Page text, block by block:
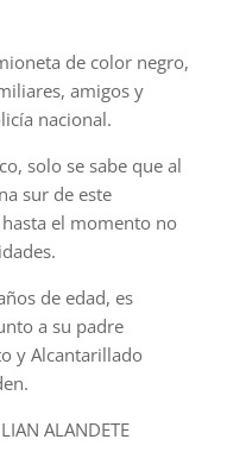
de color negro,
amigos y
nacional.
solo se sabe que al
sur de este
el momento no
de edad, es
a su padre
y Alcantarillado
ALANDETE